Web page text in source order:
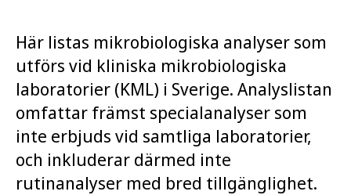
Här listas mikrobiologiska analyser som
utförs vid kliniska mikrobiologiska
laboratorier (KML) i Sverige. Analyslistan
omfattar främst specialanalyser som
inte erbjuds vid samtliga laboratorier,
och inkluderar därmed inte
rutinanalyser med bred tillgänglighet.